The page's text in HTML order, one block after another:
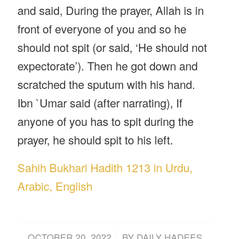
and said, During the prayer, Allah is in
front of everyone of you and so he
should not spit (or said, ‘He should not
expectorate’). Then he got down and
scratched the sputum with his hand.
Ibn `Umar said (after narrating), If
anyone of you has to spit during the
prayer, he should spit to his left.
Sahih Bukhari Hadith 1213 in Urdu,
Arabic, English